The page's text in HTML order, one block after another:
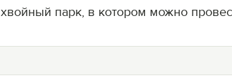
хвойный парк, в котором можно